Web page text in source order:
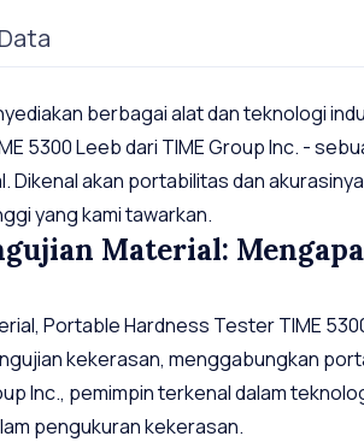
berbagai alat dan teknologi
5300 Leeb dari TIME Group Inc. -
akan portabilitas dan
yang kami tawarkan.
Material:
Portable Hardness Tester TIME
kekerasan, menggabungkan
Inc., pemimpin terkenal dalam
pengukuran kekerasan.